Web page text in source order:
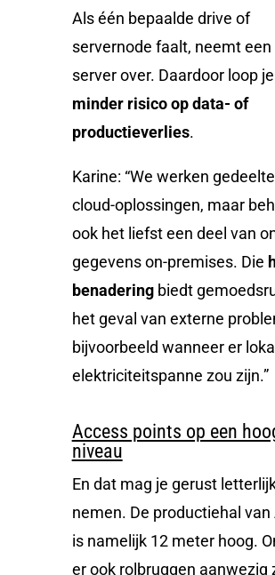
Als één bepaalde drive of
servernode faalt, neemt een
server over. Daardoor loop je
minder risico op data- of
productieverlies.
Karine: “We werken
cloud-oplossingen, maar
ook het liefst een deel van
gegevens on-premises. Die
benaderingbiedt
het geval van externe
bijvoorbeeld wanneer er
elektriciteitspanne zou zijn.”
Access points op een
niveau
En dat mag je gerust
nemen. De productiehal van
is namelijk 12 meter hoog.
er ook rolbruggen aanwezig